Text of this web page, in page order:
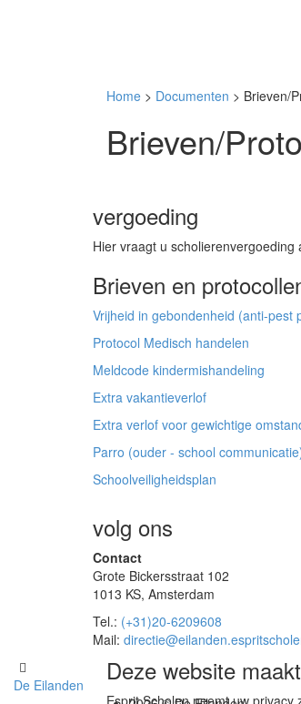
Home > Documenten > Brieven/
Brieven/
vergoeding
Hier vraagt u scholierenvergoeding
Brieven en
Vrijheid in gebondenheid (anti-pest
Protocol Medisch handelen
Meldcode kindermishandeling
Extra vakantieverlof
Extra verlof voor gewichtige
Parro (ouder - school
Schoolveiligheidsplan
volg ons
Contact
Grote Bickersstraat 102
1013 KS, Amsterdam
Tel.: (+31)20-6209608
Mail:
De Eilanden
Deze website
Esprit Scholen neemt uw